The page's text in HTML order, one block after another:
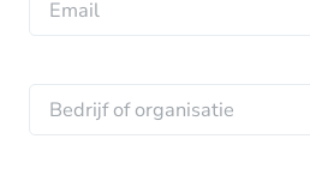
*
n
e
m
le